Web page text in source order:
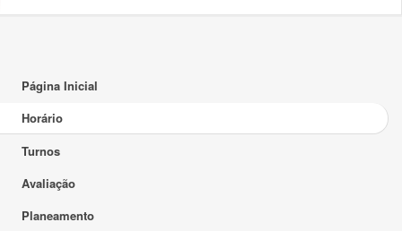
Página Inicial
Horário
Turnos
Avaliação
Planeamento